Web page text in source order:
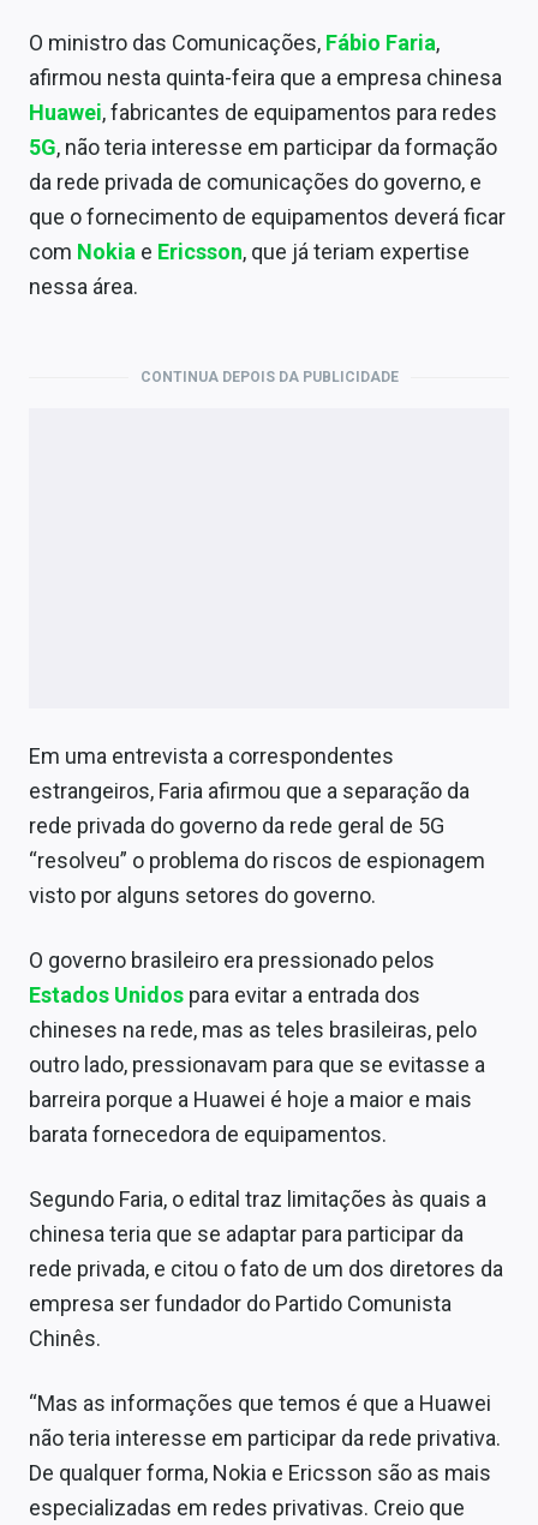
Economia
Empresas
Brasil
Política
Money Trader
Colunas
O ministro das Comunicações, Fábio Faria,
afirmou nesta quinta-feira que a empresa chinesa
Huawei, fabricantes de equipamentos para redes
5G, não teria interesse em participar da formação
da rede privada de comunicações do governo, e
que o fornecimento de equipamentos deverá ficar
com Nokia e Ericsson, que já teriam expertise
nessa área.
CONTINUA DEPOIS DA PUBLICIDADE
Em uma entrevista a correspondentes
estrangeiros, Faria afirmou que a separação da
rede privada do governo da rede geral de 5G
“resolveu” o problema do riscos de espionagem
visto por alguns setores do governo.
O governo brasileiro era pressionado pelos
Estados Unidos para evitar a entrada dos
chineses na rede, mas as teles brasileiras, pelo
outro lado, pressionavam para que se evitasse a
barreira porque a Huawei é hoje a maior e mais
barata fornecedora de equipamentos.
Segundo Faria, o edital traz limitações às quais a
chinesa teria que se adaptar para participar da
rede privada, e citou o fato de um dos diretores da
empresa ser fundador do Partido Comunista
Chinês.
“Mas as informações que temos é que a Huawei
não teria interesse em participar da rede privativa.
De qualquer forma, Nokia e Ericsson são as mais
especializadas em redes privativas. Creio que